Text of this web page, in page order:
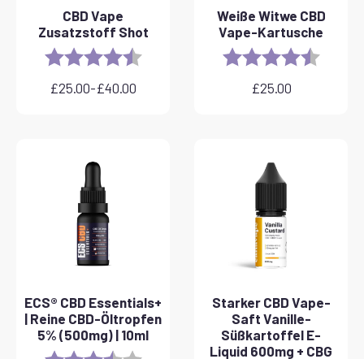
CBD Vape
Zusatzstoff Shot
Rating: 4.8 out of 5 stars
£25.00-£40.00
Preisspanne:
Weiße Witwe CBD
Vape-Kartusche
Rating: 4.6 out
£25.00
ECS® CBD Essentials+
| Reine CBD-Öltropfen
5% (500mg) | 10ml
Starker CBD Vape-
Saft Vanille-
Süßkartoffel E-
Liquid 600mg + CBG